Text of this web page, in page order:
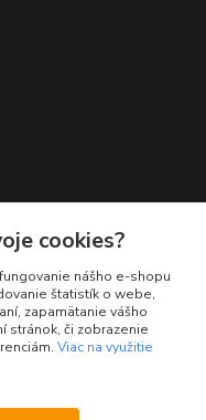
cookies?
nášho e-shopu
štatistík o webe,
zapamätanie vášho
stránok, či zobrazenie
Viac na využitie